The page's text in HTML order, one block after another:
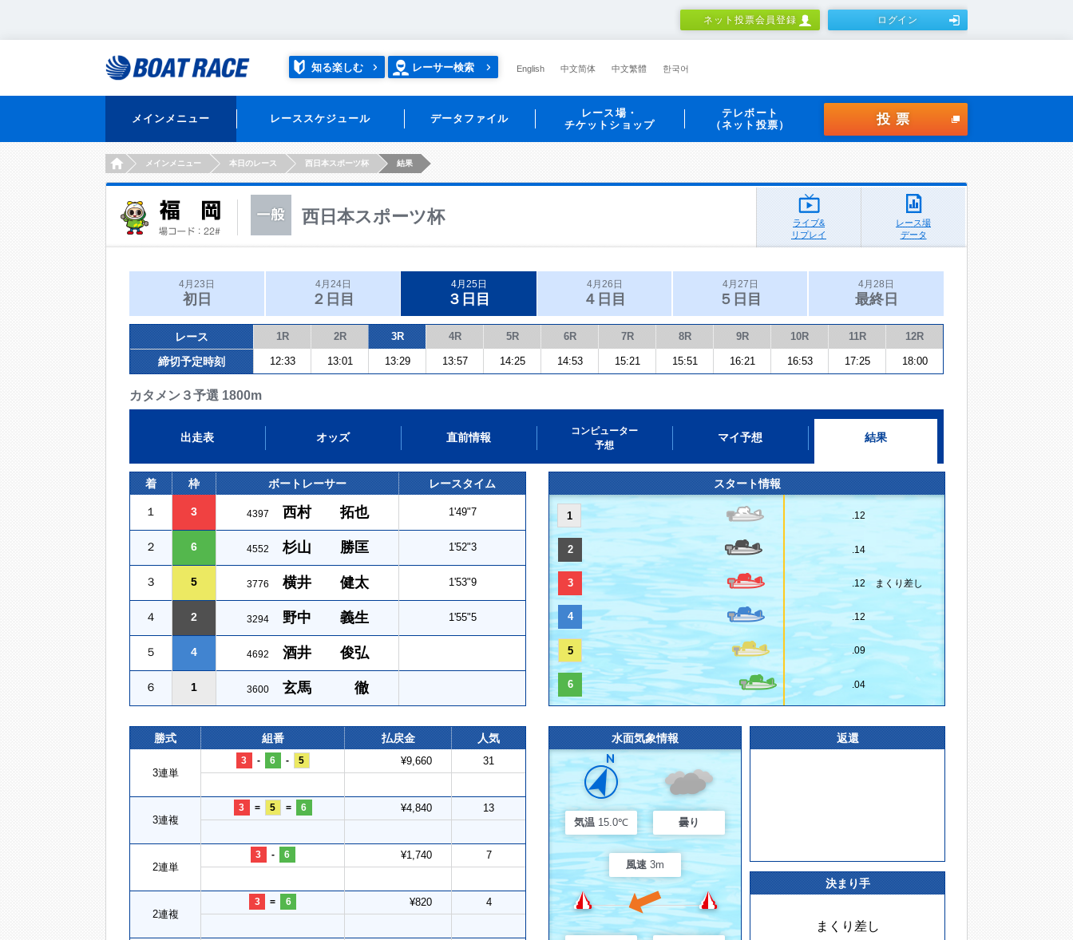
ネット投票会員登録 ログイン
知る楽しむ レーサー検索 English 中文简体 中文繁體 한국어
メインメニュー レーススケジュール データファイル
レース場・
チケットショップ
テレボート
（ネット投票）
投票
HOMEメインメニュー 本日のレース 西日本スポーツ杯 結果
西日本スポーツ杯
ライブ&
リプレイ
レース場
データ
4月23日
初日
4月24日
２日目
4月25日
３日目
4月26日
４日目
4月27日
５日目
4月28日
最終日
レース 1R 2R 3R 4R 5R 6R 7R 8R 9R 10R 11R 12R
締切予定時刻 12:33 13:01 13:29 13:57 14:25 14:53 15:21 15:51 16:21 16:53 17:25 18:00
カタメン３予選 1800m
出走表 オッズ 直前情報
コンピューター
予想
マイ予想 結果
着 枠 ボートレーサー レースタイム
１ 3 4397 西村 拓也 1'49"7
２ 6 4552 杉山 勝匡 1'52"3
３ 5 3776 横井 健太 1'53"9
４ 2 3294 野中 義生 1'55"5
５ 4 4692 酒井 俊弘
６ 1 3600 玄馬 徹
スタート情報
1 .12
2 .14
3 .12 まくり差し
4 .12
5 .09
6 .04
勝式 組番 払戻金 人気
3連単
3 - 6 - 5 ¥9,660 31
3連複
3 = 5 = 6 ¥4,840 13
2連単
3 - 6 ¥1,740 7
2連複
3 = 6 ¥820 4
水面気象情報
気温 15.0℃ 曇り
風速 3m
返還
決まり手
まくり差し